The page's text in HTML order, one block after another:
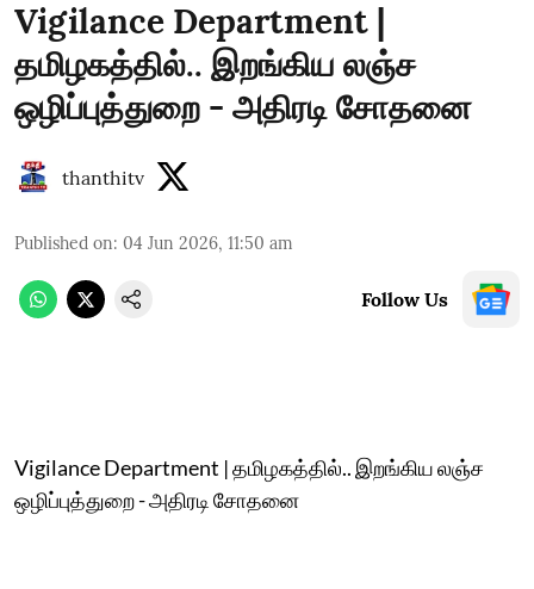
Vigilance Department |
தமிழகத்தில்.. இறங்கிய லஞ்ச
ஒழிப்புத்துறை - அதிரடி சோதனை
thanthitv
Published on: 04 Jun 2026, 11:50 am
Follow Us
Vigilance Department | தமிழகத்தில்.. இறங்கிய லஞ்ச
ஒழிப்புத்துறை - அதிரடி சோதனை